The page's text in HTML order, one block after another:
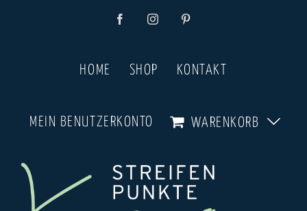
FacebookInstagramPinterest
HOME SHOP KONTAKT
MEIN BENUTZERKONTO WARENKORB